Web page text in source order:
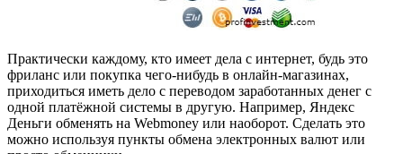
Практически каждому, кто имеет дела с интернет, будь это
фриланс или покупка чего-нибудь в онлайн-магазинах,
приходиться иметь дело с переводом заработанных денег с
одной платёжной системы в другую. Например, Яндекс
Деньги обменять на Webmoney или наоборот. Сделать это
можно используя пункты обмена электронных валют или